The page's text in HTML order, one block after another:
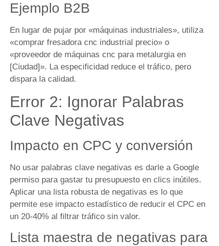
Ejemplo B2B
En lugar de pujar por «máquinas industriales», utiliza
«comprar fresadora cnc industrial precio» o
«proveedor de máquinas cnc para metalurgia en
[Ciudad]». La especificidad reduce el tráfico, pero
dispara la calidad.
Error 2: Ignorar Palabras
Clave Negativas
Impacto en CPC y conversión
No usar palabras clave negativas es darle a Google
permiso para gastar tu presupuesto en clics inútiles.
Aplicar una lista robusta de negativas es lo que
permite ese impacto estadístico de reducir el CPC en
un 20-40% al filtrar tráfico sin valor.
Lista maestra de negativas para